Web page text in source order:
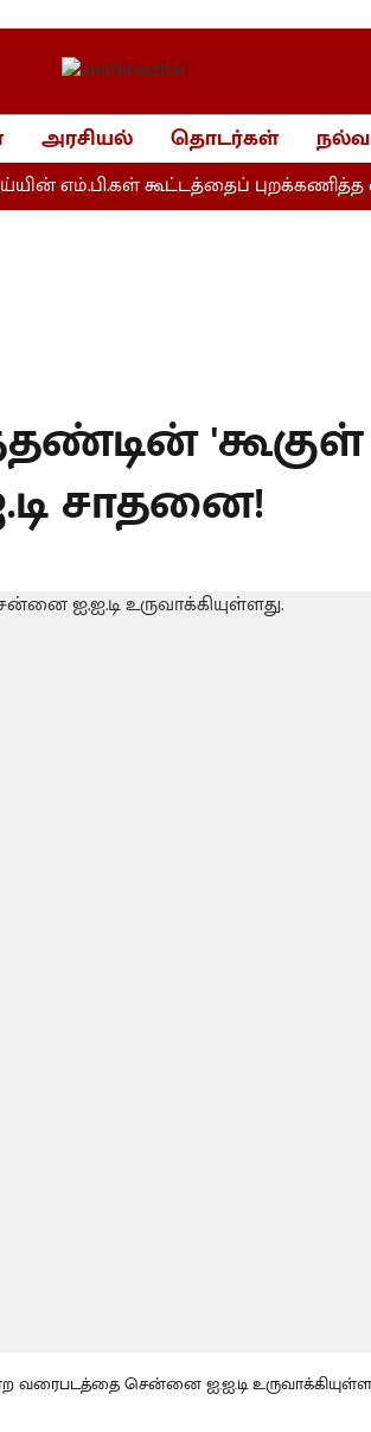
அரசியல் தொடர்கள்
எம்.பி.கள் கூட்டத்தைப் புறக்கணித்த
'கூகுள்
சாதனை!
வரைபடத்தை சென்னை ஐ.ஐ.டி